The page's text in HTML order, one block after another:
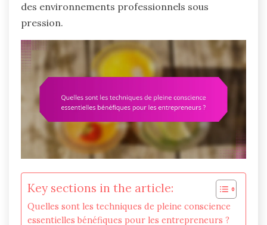
des environnements professionnels sous
pression.
Key sections in the article:
Quelles sont les techniques de pleine conscience
essentielles bénéfiques pour les entrepreneurs ?